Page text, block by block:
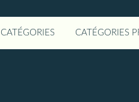
CATÉGORIES CATÉGORIES